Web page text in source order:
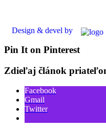
Design & devel by
Pin It on Pinterest
Zdieľaj článok
Facebook
Gmail
Twitter